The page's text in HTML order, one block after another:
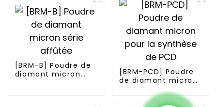
[BRM-B] Poudre de
diamant micron
[BRM-PCD] Poudre
de diamant micron
pour la synthèse de